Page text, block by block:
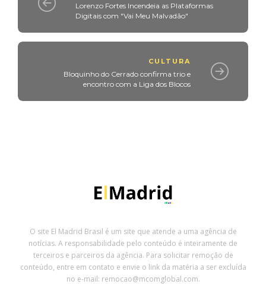
Lorenzo Fortes Incendeia as Plataformas
Digitais com "Vai Meu Malvadão"
CULTURA
Bloquinho do Cerrado confirma trio e
encontro com a Liga dos Blocos
O site El Madrid Brasil é um site que atende a uma agência de
notícias. A responsabilidade pelo conteúdo é inteiramente de
terceiros e parceiros da agência. Para solicitar remoção de
conteúdo, entre em contato e envie o link da matéria a ser excluída
no e-mail: remocao@mcomglobal.com.